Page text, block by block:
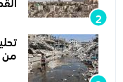
من